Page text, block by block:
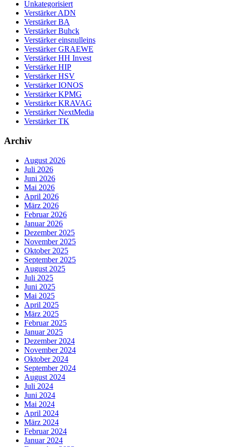
Unkategorisiert
Verstärker ADN
Verstärker BA
Verstärker Buhck
Verstärker einsnulleins
Verstärker GRAEWE
Verstärker HH Invest
Verstärker HIP
Verstärker HSV
Verstärker IONOS
Verstärker KPMG
Verstärker KRAVAG
Verstärker NextMedia
Verstärker TK
Archiv
August 2026
Juli 2026
Juni 2026
Mai 2026
April 2026
März 2026
Februar 2026
Januar 2026
Dezember 2025
November 2025
Oktober 2025
September 2025
August 2025
Juli 2025
Juni 2025
Mai 2025
April 2025
März 2025
Februar 2025
Januar 2025
Dezember 2024
November 2024
Oktober 2024
September 2024
August 2024
Juli 2024
Juni 2024
Mai 2024
April 2024
März 2024
Februar 2024
Januar 2024